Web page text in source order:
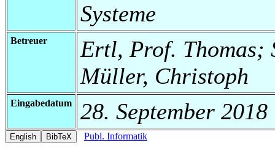
Systeme
Betreuer
Ertl, Prof. Thomas;
Müller, Christoph
Eingabedatum 28. September 2018
Publ. Informatik